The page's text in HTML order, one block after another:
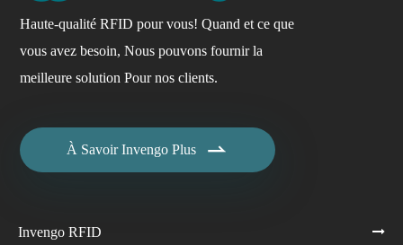
Haute-qualité RFID pour vous! Quand et ce que
vous avez besoin, Nous pouvons fournir la
meilleure solution Pour nos clients.
À Savoir Invengo Plus 
Invengo RFID